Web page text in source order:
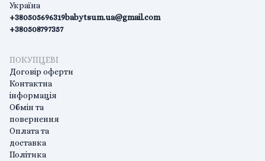
Україна
+380505696319
+380508797357
babytsum.ua@gmail.com
ПОКУПЦЕВІ
Договір оферти
Контактна
інформація
Обмін та
повернення
Оплата та
доставка
Політика